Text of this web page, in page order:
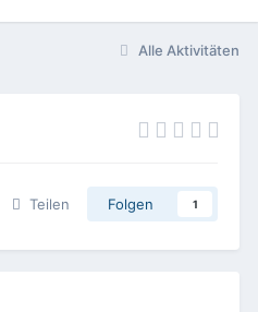
Alle Aktivitäten
Teilen Folgen 1